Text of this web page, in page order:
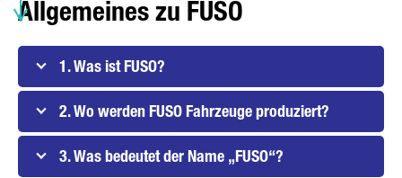
TELEFONNUMMER*
Allgemeines zu FUSO
1. Was ist FUSO?
2. Wo werden FUSO Fahrzeuge produziert?
3. Was bedeutet der Name „FUSO“?